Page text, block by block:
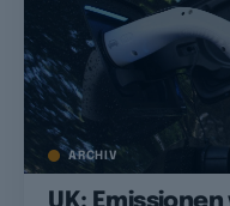
ARCHIV